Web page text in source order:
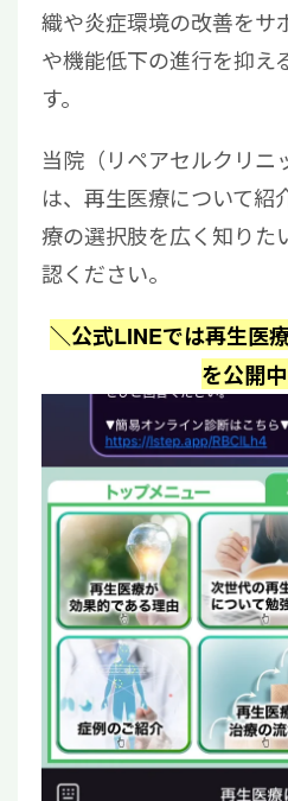
織や炎症環境の改善をサ
や機能低下の進行を抑え
す。
当院（リペアセルクリニ
は、再生医療について紹
療の選択肢を広く知りた
認ください。
＼公式LINEでは再生医
を公開